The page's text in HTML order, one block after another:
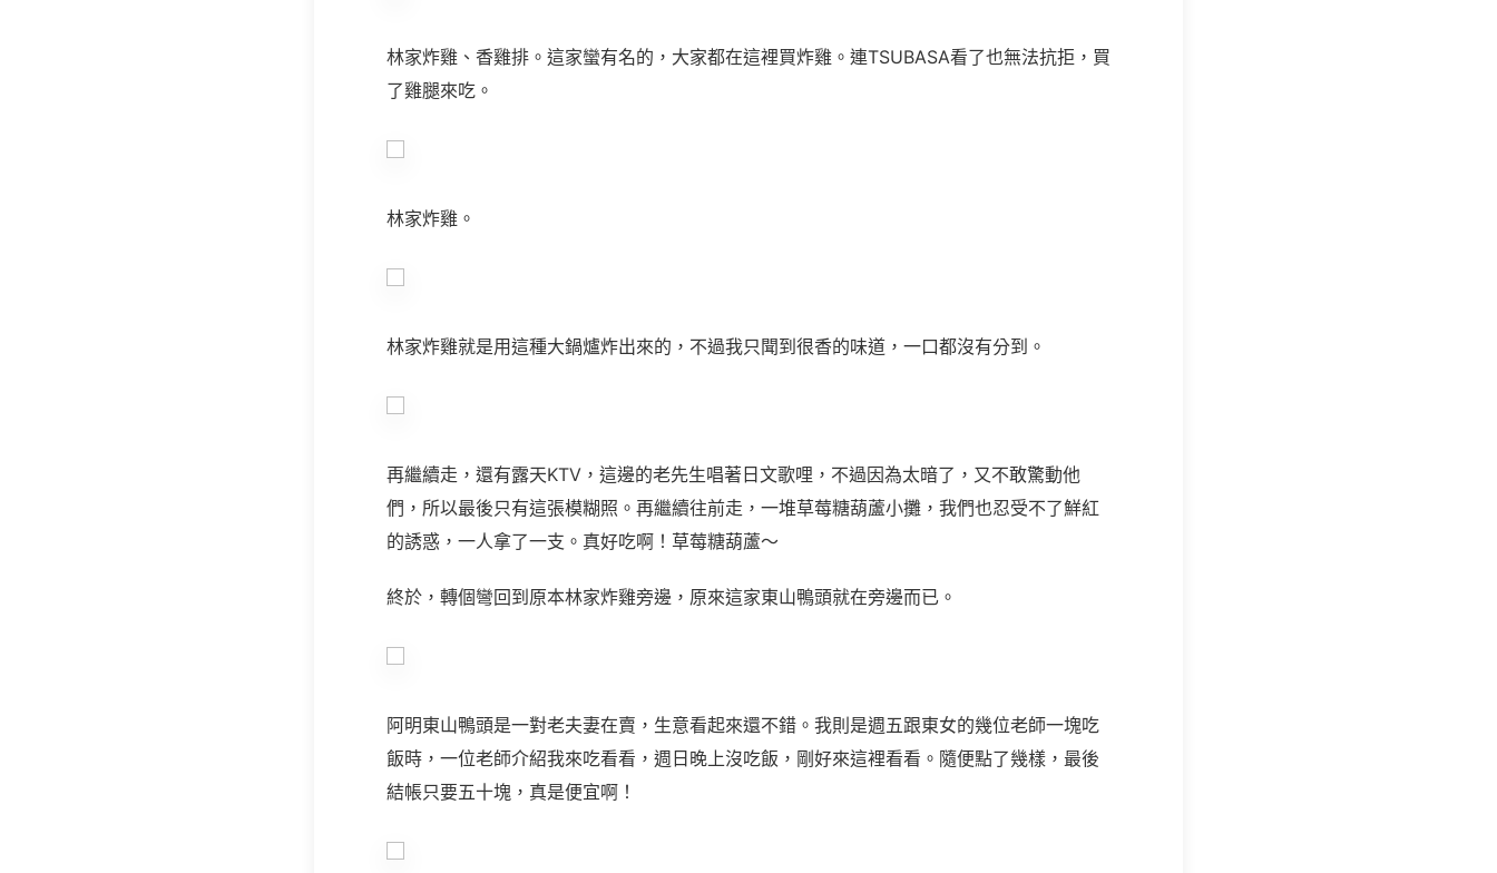
林家炸雞、香雞排。這家蠻有名的，大家都在這裡買炸雞。連TSUBASA看了也無法抗拒，買
了雞腿來吃。
林家炸雞。
林家炸雞就是用這種大鍋爐炸出來的，不過我只聞到很香的味道，一口都沒有分到。
再繼續走，還有露天KTV，這邊的老先生唱著日文歌哩，不過因為太暗了，又不敢驚動他
們，所以最後只有這張模糊照。再繼續往前走，一堆草莓糖葫蘆小攤，我們也忍受不了鮮紅
的誘惑，一人拿了一支。真好吃啊！草莓糖葫蘆～
終於，轉個彎回到原本林家炸雞旁邊，原來這家東山鴨頭就在旁邊而已。
阿明東山鴨頭是一對老夫妻在賣，生意看起來還不錯。我則是週五跟東女的幾位老師一塊吃
飯時，一位老師介紹我來吃看看，週日晚上沒吃飯，剛好來這裡看看。隨便點了幾樣，最後
結帳只要五十塊，真是便宜啊！